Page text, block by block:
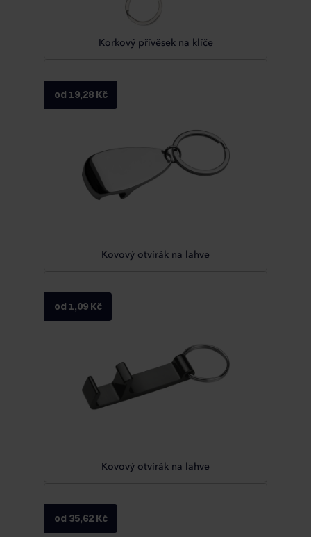
Korkový přívěsek na klíče
od 19,28 Kč
Kovový otvírák na lahve
od 1,09 Kč
Kovový otvírák na lahve
od 35,62 Kč